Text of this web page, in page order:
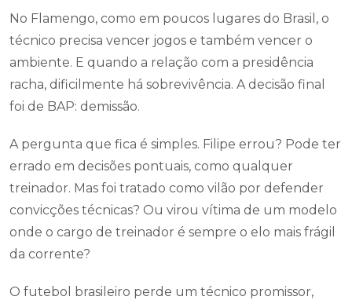
No Flamengo, como em poucos lugares do Brasil, o
técnico precisa vencer jogos e também vencer o
ambiente. E quando a relação com a presidência
racha, dificilmente há sobrevivência. A decisão final
foi de BAP: demissão.
A pergunta que fica é simples. Filipe errou? Pode ter
errado em decisões pontuais, como qualquer
treinador. Mas foi tratado como vilão por defender
convicções técnicas? Ou virou vítima de um modelo
onde o cargo de treinador é sempre o elo mais frágil
da corrente?
O futebol brasileiro perde um técnico promissor,